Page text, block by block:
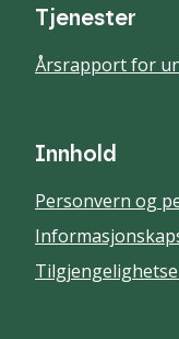
Tjenester
Årsrapport for
Innhold
Personvern og